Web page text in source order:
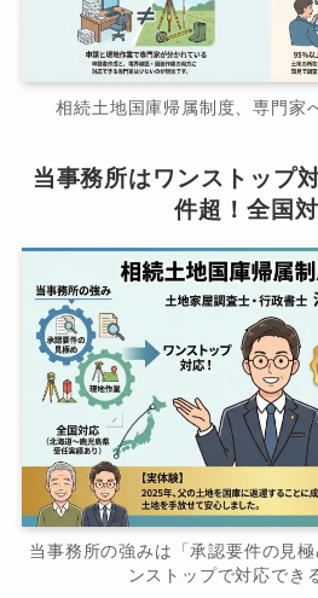
相続土地国庫帰属制度、専門家
当事務所はワンストップ
件超！全国対
当事務所の強みは「承認要件の見
ンストップで対応でき